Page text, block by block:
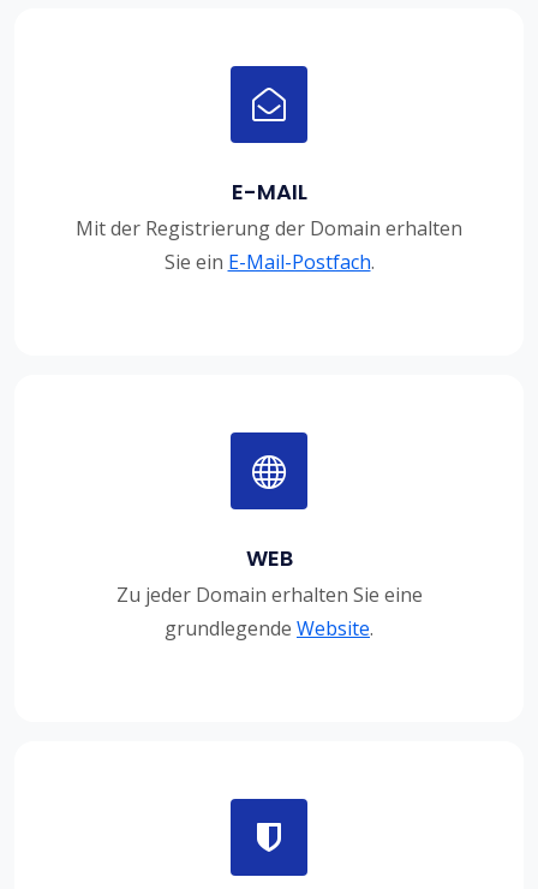
E-MAIL
Mit der Registrierung der Domain erhalten
Sie ein E-Mail-Postfach.
WEB
Zu jeder Domain erhalten Sie eine
grundlegende Website.